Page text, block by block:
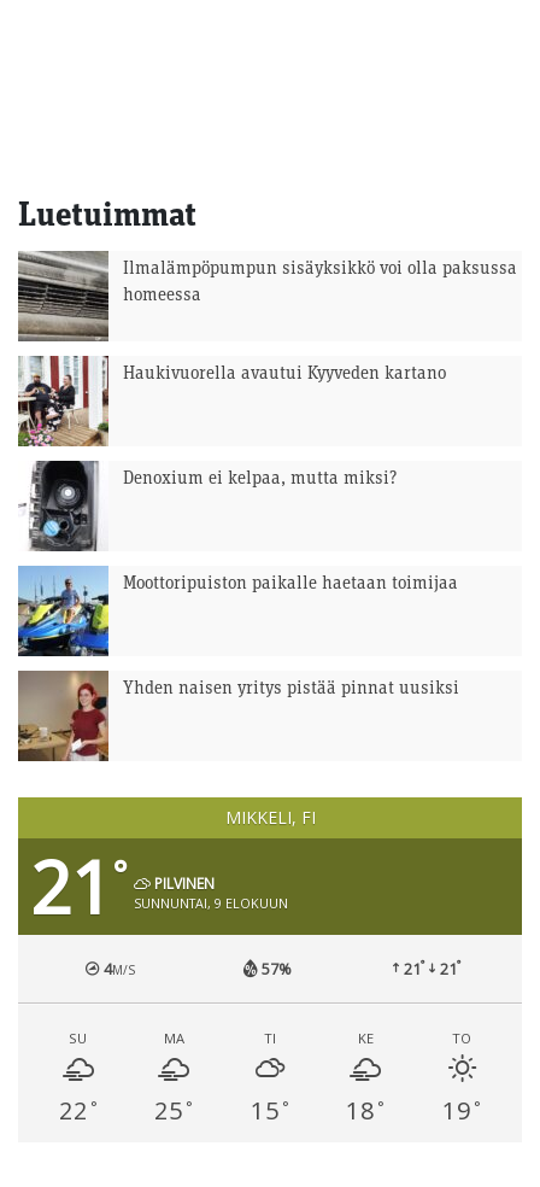
Luetuimmat
Ilmalämpöpumpun sisäyksikkö voi olla paksussa
homeessa
Haukivuorella avautui Kyyveden kartano
Denoxium ei kelpaa, mutta miksi?
Moottoripuiston paikalle haetaan toimijaa
Yhden naisen yritys pistää pinnat uusiksi
MIKKELI, FI
21 ° PILVINEN
SUNNUNTAI, 9 ELOKUUN
4M/S 57% 21° 21°
SU
22 °
MA
25 °
TI
15 °
KE
18 °
TO
19 °